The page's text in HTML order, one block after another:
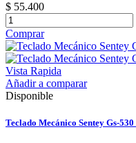
$ 55.400
Comprar
Vista Rapida
Añadir a comparar
Disponible
Teclado Mecánico Sentey Gs-